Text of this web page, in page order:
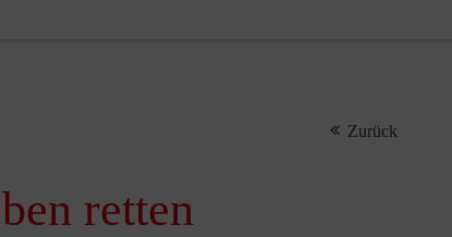
Zurück
retten